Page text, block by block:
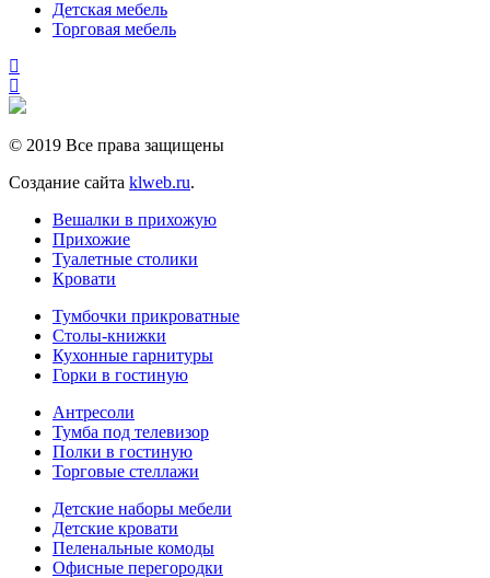
Детская мебель
Торговая мебель
© 2019 Все права защищены
Создание сайта klweb.ru.
Вешалки в прихожую
Прихожие
Туалетные столики
Кровати
Тумбочки прикроватные
Столы-книжки
Кухонные гарнитуры
Горки в гостиную
Антресоли
Тумба под телевизор
Полки в гостиную
Торговые стеллажи
Детские наборы мебели
Детские кровати
Пеленальные комоды
Офисные перегородки